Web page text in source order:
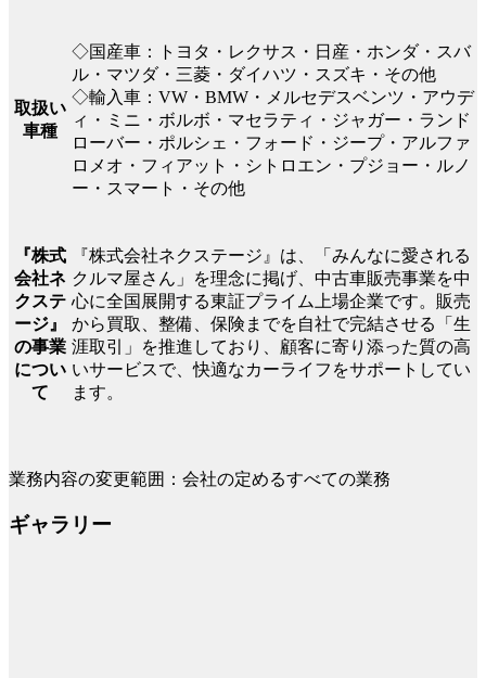
取扱い
車種
◇国産車：トヨタ・レクサス・日産・ホンダ・スバ
ル・マツダ・三菱・ダイハツ・スズキ・その他
◇輸入車：VW・BMW・メルセデスベンツ・アウデ
ィ・ミニ・ボルボ・マセラティ・ジャガー・ランド
ローバー・ポルシェ・フォード・ジープ・アルファ
ロメオ・フィアット・シトロエン・プジョー・ルノ
ー・スマート・その他
『株式
会社ネ
クステ
ージ』
の事業
につい
て
『株式会社ネクステージ』は、「みんなに愛される
クルマ屋さん」を理念に掲げ、中古車販売事業を中
心に全国展開する東証プライム上場企業です。販売
から買取、整備、保険までを自社で完結させる「生
涯取引」を推進しており、顧客に寄り添った質の高
いサービスで、快適なカーライフをサポートしてい
ます。
業務内容の変更範囲：会社の定めるすべての業務
ギャラリー